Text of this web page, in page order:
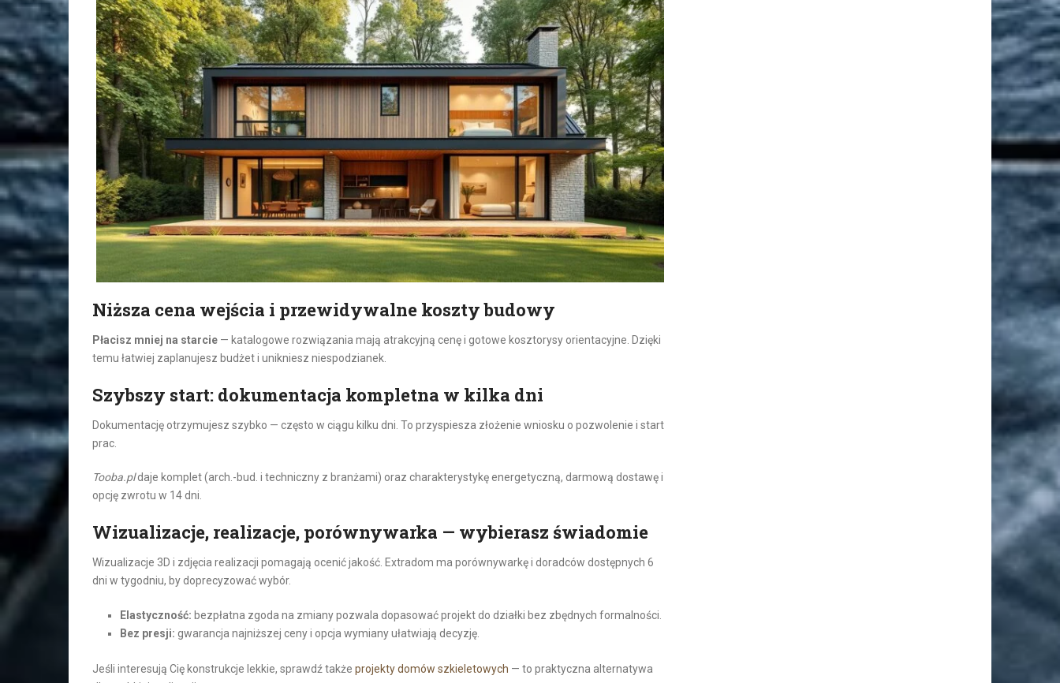
Niższa cena wejścia i przewidywalne koszty budowy
Płacisz mniej na starcie — katalogowe rozwiązania mają atrakcyjną cenę i gotowe kosztorysy orientacyjne. Dzięki
temu łatwiej zaplanujesz budżet i unikniesz niespodzianek.
Szybszy start: dokumentacja kompletna w kilka dni
Dokumentację otrzymujesz szybko — często w ciągu kilku dni. To przyspiesza złożenie wniosku o pozwolenie i start
prac.
Tooba.pldaje komplet (arch.-bud. i techniczny z branżami) oraz charakterystykę energetyczną, darmową dostawę i
opcję zwrotu w 14 dni.
Wizualizacje, realizacje, porównywarka — wybierasz świadomie
Wizualizacje 3D i zdjęcia realizacji pomagają ocenić jakość. Extradom ma porównywarkę i doradców dostępnych 6
dni w tygodniu, by doprecyzować wybór.
Elastyczność: bezpłatna zgoda na zmiany pozwala dopasować projekt do działki bez zbędnych formalności.
Bez presji: gwarancja najniższej ceny i opcja wymiany ułatwiają decyzję.
Jeśli interesują Cię konstrukcje lekkie, sprawdź także projekty domów szkieletowych — to praktyczna alternatywa